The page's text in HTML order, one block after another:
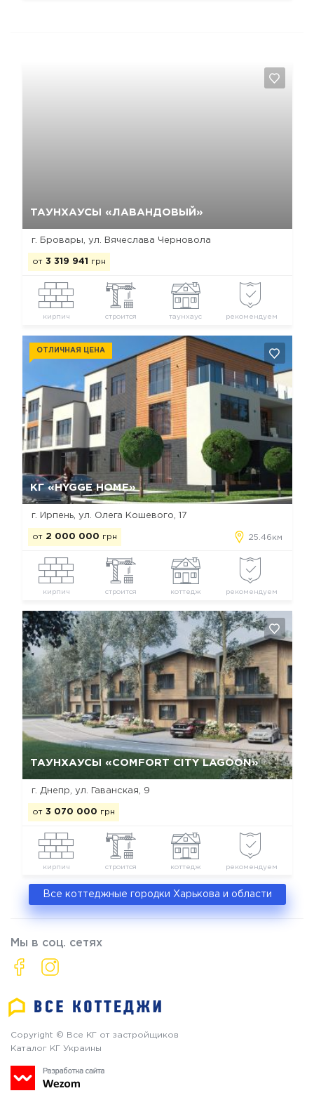
ТАУНХАУСЫ «ЛАВАНДОВЫЙ»
г. Бровары, ул. Вячеслава Черновола
от 3 319 941 грн
кирпич строится таунхаус рекомендуем
КГ «HYGGE HOME»
ОТЛИЧНАЯ ЦЕНА
г. Ирпень, ул. Олега Кошевого, 17
от 2 000 000 грн 25.46км
кирпич строится коттедж рекомендуем
Да, удалить Отмена
ТАУНХАУСЫ «COMFORT CITY LAGOON»
г. Днепр, ул. Гаванская, 9
от 3 070 000 грн
кирпич строится коттедж рекомендуем
Все коттеджные городки Харькова и области
Мы в соц. сетях
Copyright © Все КГ от застройщиков
Каталог КГ Украины